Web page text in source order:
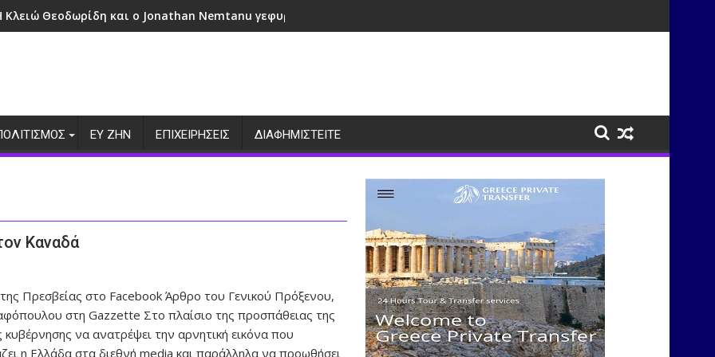
Κλειώ Θεοδωρίδη και ο Jonathan Nemtanu γεφυρώνουν πολιτισμούς μέσα από τη μουσική
ΕΥ ΖΗΝ ΕΠΙΧΕΙΡΗΣΕΙΣ ΔΙΑΦΗΜΙΣΤΕΙΤΕ
Καναδά
Πρεσβείας στο Facebook Άρθρο του Γενικού Πρόξενου,
στη Gazzette Στο πλαίσιο της προσπάθειας της
κυβέρνησης να ανατρέψει την αρνητική εικόνα που
η Ελλάδα στα διεθνή media και παράλληλα να προωθήσει